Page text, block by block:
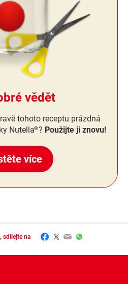
vědět
tohoto receptu prázdná
Nutella®? Použijte ji znovu!
více
sdílejte na Facebook
Twitter
EmailWhatsApp